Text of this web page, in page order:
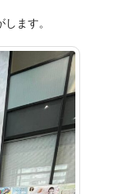
ます。